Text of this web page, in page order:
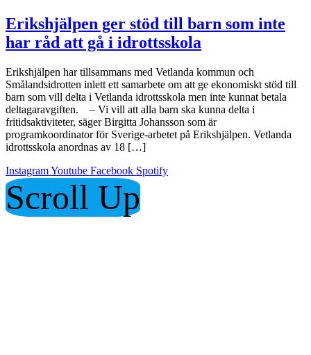
Erikshjälpen ger stöd till barn som inte
har råd att gå i idrottsskola
Erikshjälpen har tillsammans med Vetlanda kommun och
Smålandsidrotten inlett ett samarbete om att ge ekonomiskt stöd till
barn som vill delta i Vetlanda idrottsskola men inte kunnat betala
deltagaravgiften. – Vi vill att alla barn ska kunna delta i
fritidsaktiviteter, säger Birgitta Johansson som är
programkoordinator för Sverige-arbetet på Erikshjälpen. Vetlanda
idrottsskola anordnas av 18 […]
InstagramYoutube Facebook Spotify
Scroll Up